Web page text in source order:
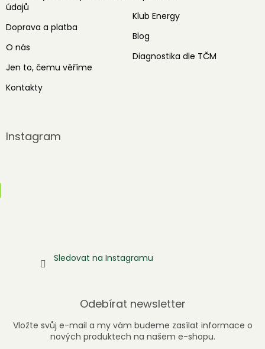
údajů
Doprava a platba
O nás
Jen to, čemu věříme
Kontakty
Klub Energy
Blog
Diagnostika dle TČM
Instagram
Sledovat na Instagramu
Odebírat newsletter
Vložte svůj e-mail a my vám budeme zasílat informace o
nových produktech na našem e-shopu.